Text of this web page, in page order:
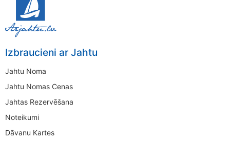
Izbraucieni ar Jahtu
Jahtu Noma
Jahtu Nomas Cenas
Jahtas Rezervēšana
Noteikumi
Dāvanu Kartes